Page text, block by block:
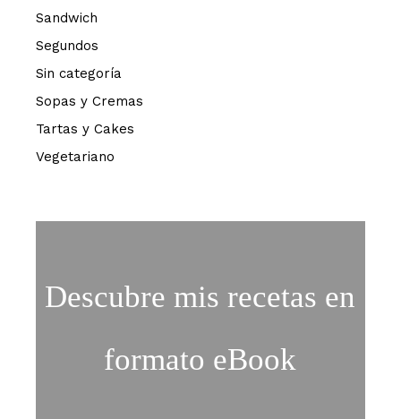
Sandwich
Segundos
Sin categoría
Sopas y Cremas
Tartas y Cakes
Vegetariano
Descubre mis recetas en
formato eBook